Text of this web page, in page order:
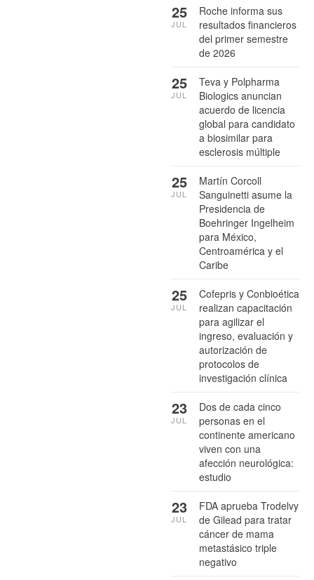
Roche informa sus
resultados financieros
del primer semestre
de 2026
25
JUL
Teva y Polpharma
Biologics anuncian
acuerdo de licencia
global para candidato
a biosimilar para
esclerosis múltiple
25
JUL
Martín Corcoll
Sanguinetti asume la
Presidencia de
Boehringer Ingelheim
para México,
Centroamérica y el
Caribe
25
JUL
Cofepris y Conbioética
realizan capacitación
para agilizar el
ingreso, evaluación y
autorización de
protocolos de
investigación clínica
25
JUL
Dos de cada cinco
personas en el
continente americano
viven con una
afección neurológica:
estudio
23
JUL
FDA aprueba Trodelvy
de Gilead para tratar
cáncer de mama
metastásico triple
negativo
23
JUL